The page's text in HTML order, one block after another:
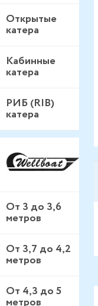
Открытые
катера
Кабинные
катера
РИБ (RIB)
катера
От 3 до 3,6
метров
От 3,7 до 4,2
метров
От 4,3 до 5
метров